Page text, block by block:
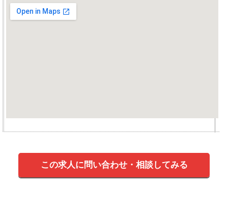
この求人に問い合わせ・相談してみる